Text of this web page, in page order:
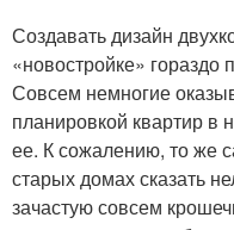
Создавать дизайн
«новостройке»
Совсем немногие
планировкой квартир в
ее. К сожалению, то же
старых домах сказать
зачастую совсем